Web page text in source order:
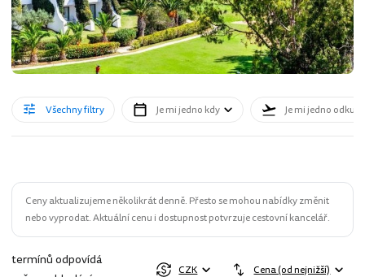
Všechny filtry Je mi jedno kdy Je mi jedno odkud
Ceny aktualizujeme několikrát denně. Přesto se mohou nabídky změnit
nebo vyprodat. Aktuální cenu i dostupnost potvrzuje cestovní kancelář.
termínů odpovídá
CZK Cena (od nejnižší)